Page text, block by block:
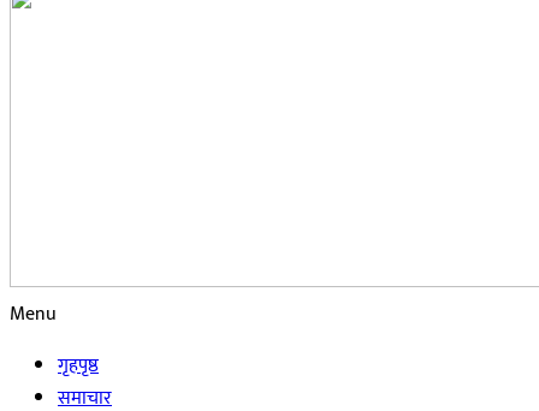
Menu
गृहपृष्ठ
समाचार